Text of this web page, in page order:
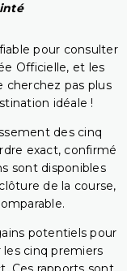
pour consulter
Officielle, et les
cherchez pas plus
idéale !
des cinq
exact, confirmé
sont disponibles
de la course,
potentiels pour
les cinq premiers